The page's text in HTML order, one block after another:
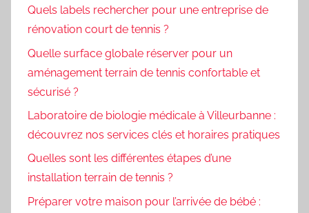
Quels labels rechercher pour une entreprise de
rénovation court de tennis ?
Quelle surface globale réserver pour un
aménagement terrain de tennis confortable et
sécurisé ?
Laboratoire de biologie médicale à Villeurbanne :
découvrez nos services clés et horaires pratiques
Quelles sont les différentes étapes d’une
installation terrain de tennis ?
Préparer votre maison pour l’arrivée de bébé :